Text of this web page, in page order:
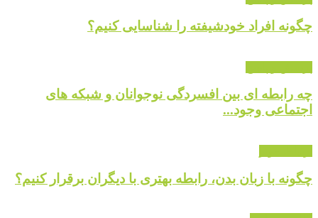
چگونه افراد خودشیفته را شناسایی کنیم؟
چه رابطه ای بین افسردگی نوجوانان و شبکه های
اجتماعی وجود...
چگونه با زبان بدن، رابطه بهتری با دیگران برقرار کنیم؟